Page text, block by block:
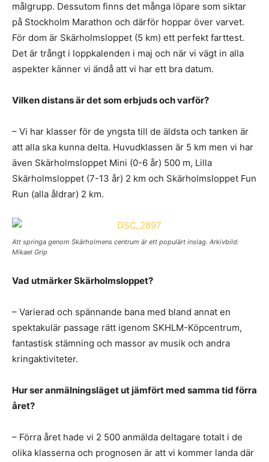
målgrupp. Dessutom finns det många löpare som siktar
på Stockholm Marathon och därför hoppar över varvet.
För dom är Skärholmsloppet (5 km) ett perfekt farttest.
Det är trångt i loppkalenden i maj och när vi vägt in alla
aspekter känner vi ändå att vi har ett bra datum.
Vilken distans är det som erbjuds och varför?
– Vi har klasser för de yngsta till de äldsta och tanken är
att alla ska kunna delta. Huvudklassen är 5 km men vi har
även Skärholmsloppet Mini (0-6 år) 500 m, Lilla
Skärholmsloppet (7-13 år) 2 km och Skärholmsloppet Fun
Run (alla åldrar) 2 km.
Att springa genom Skärholmens centrum är ett populärt inslag. Arkivbild:
Mikael Grip
Vad utmärker Skärholmsloppet?
– Varierad och spännande bana med bland annat en
spektakulär passage rätt igenom SKHLM-Köpcentrum,
fantastisk stämning och massor av musik och andra
kringaktiviteter.
Hur ser anmälningsläget ut jämfört med samma tid förra
året?
– Förra året hade vi 2 500 anmälda deltagare totalt i de
olika klasserna och prognosen är att vi kommer landa där